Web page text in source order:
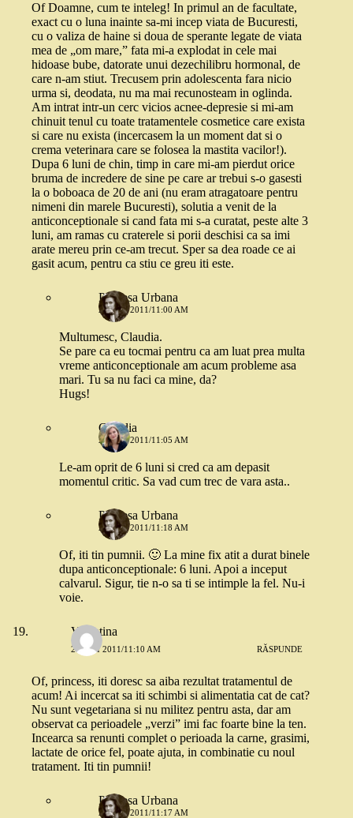
Of Doamne, cum te inteleg! In primul an de facultate,
exact cu o luna inainte sa-mi incep viata de Bucuresti,
cu o valiza de haine si doua de sperante legate de viata
mea de „om mare,” fata mi-a explodat in cele mai
hidoase bube, datorate unui dezechilibru hormonal, de
care n-am stiut. Trecusem prin adolescenta fara nicio
urma si, deodata, nu ma mai recunosteam in oglinda.
Am intrat intr-un cerc vicios acnee-depresie si mi-am
chinuit tenul cu toate tratamentele cosmetice care exista
si care nu exista (incercasem la un moment dat si o
crema veterinara care se folosea la mastita vacilor!).
Dupa 6 luni de chin, timp in care mi-am pierdut orice
bruma de incredere de sine pe care ar trebui s-o gasesti
la o boboaca de 20 de ani (nu eram atragatoare pentru
nimeni din marele Bucuresti), solutia a venit de la
anticonceptionale si cand fata mi s-a curatat, peste alte 3
luni, am ramas cu craterele si porii deschisi ca sa imi
arate mereu prin ce-am trecut. Sper sa dea roade ce ai
gasit acum, pentru ca stiu ce greu iti este.
Printesa Urbana
24 MAI 2011/11:00 AM
Multumesc, Claudia.
Se pare ca eu tocmai pentru ca am luat prea multa
vreme anticonceptionale am acum probleme asa
mari. Tu sa nu faci ca mine, da?
Hugs!
Claudia
24 MAI 2011/11:05 AM
Le-am oprit de 6 luni si cred ca am depasit
momentul critic. Sa vad cum trec de vara asta..
Printesa Urbana
24 MAI 2011/11:18 AM
Of, iti tin pumnii. 🙂 La mine fix atit a durat binele
dupa anticonceptionale: 6 luni. Apoi a inceput
calvarul. Sigur, tie n-o sa ti se intimple la fel. Nu-i
voie.
Valentina
24 MAI 2011/11:10 AM RĂSPUNDE
Of, princess, iti doresc sa aiba rezultat tratamentul de
acum! Ai incercat sa iti schimbi si alimentatia cat de cat?
Nu sunt vegetariana si nu militez pentru asta, dar am
observat ca perioadele „verzi” imi fac foarte bine la ten.
Incearca sa renunti complet o perioada la carne, grasimi,
lactate de orice fel, poate ajuta, in combinatie cu noul
tratament. Iti tin pumnii!
Printesa Urbana
24 MAI 2011/11:17 AM